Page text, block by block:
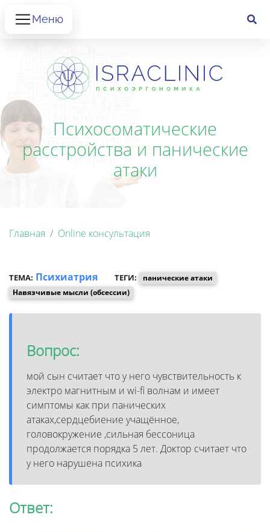
Меню
Психосоматические
расстройства и панические
атаки
Главная Online консультация
ТЕМА: Психиатрия ТЕГИ:
панические атаки
Навязчивые мысли (обсессии)
Вопрос:
мой сын считает что у него чувствительность к
электро магнитным и wi-fi волнам и имеет
симптомы как при панических
атаках,сердцебиение учащённое,
головокружение ,сильная бессоница
продолжается порядка 5 лет. Доктор считает что
у него нарушена психика
Ответ: